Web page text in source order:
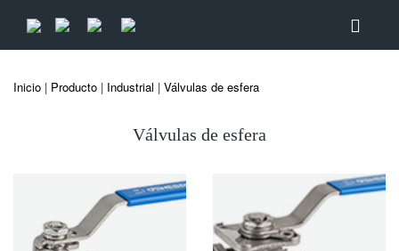
Inicio | Producto | Industrial | Válvulas de esfera
Válvulas de esfera